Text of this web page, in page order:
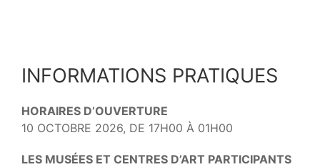
INFORMATIONS PRATIQUES
HORAIRES D’OUVERTURE
10 OCTOBRE 2026, DE 17H00 À 01H00
LES MUSÉES ET CENTRES D’ART PARTICIPANTS